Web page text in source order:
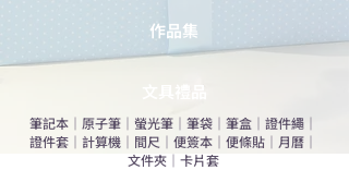
作品集
​文具禮品
筆記本 ｜ 原子筆 ｜ 螢光筆 ｜ 筆袋 ｜ 筆盒 ｜ 證件繩 ｜
證件套 ｜ 計算機 ｜ 間尺 ｜ 便簽本 ｜ 便條貼 ｜ 月曆 ｜
文件夾 ｜ 卡片套